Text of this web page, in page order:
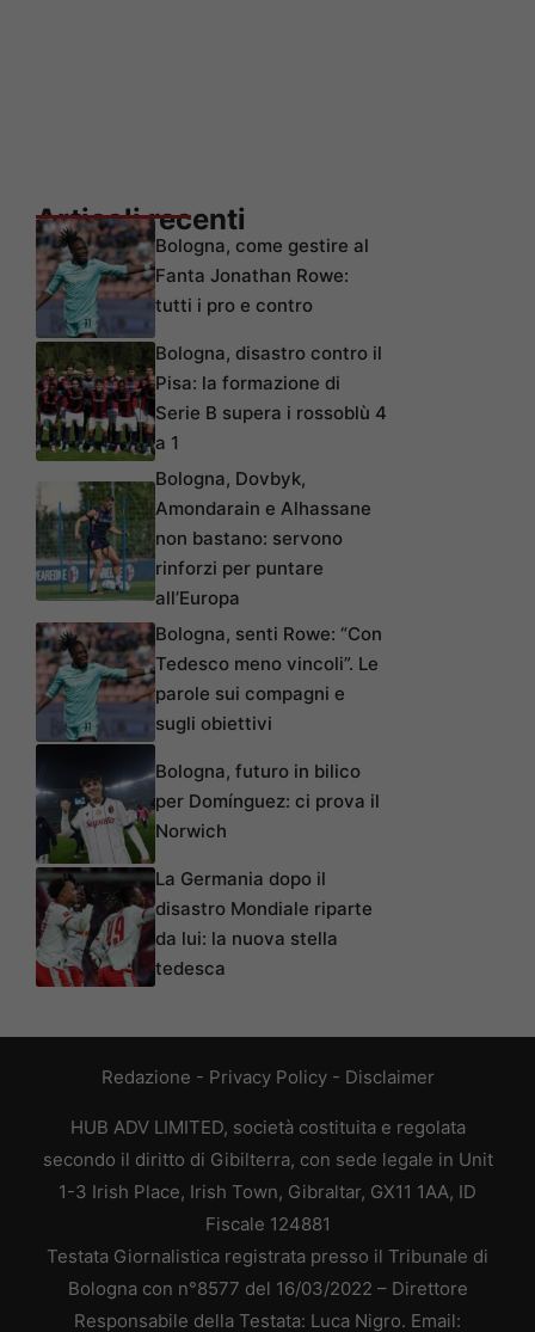
Articoli recenti
Bologna, come gestire al
Fanta Jonathan Rowe:
tutti i pro e contro
Bologna, disastro contro il
Pisa: la formazione di
Serie B supera i rossoblù 4
a 1
Bologna, Dovbyk,
Amondarain e Alhassane
non bastano: servono
rinforzi per puntare
all’Europa
Bologna, senti Rowe: “Con
Tedesco meno vincoli”. Le
parole sui compagni e
sugli obiettivi
Bologna, futuro in bilico
per Domínguez: ci prova il
Norwich
La Germania dopo il
disastro Mondiale riparte
da lui: la nuova stella
tedesca
Redazione - Privacy Policy- Disclaimer
HUB ADV LIMITED, società costituita e regolata
secondo il diritto di Gibilterra, con sede legale in Unit
1-3 Irish Place, Irish Town, Gibraltar, GX11 1AA, ID
Fiscale 124881
Testata Giornalistica registrata presso il Tribunale di
Bologna con n°8577 del 16/03/2022 – Direttore
Responsabile della Testata: Luca Nigro. Email: